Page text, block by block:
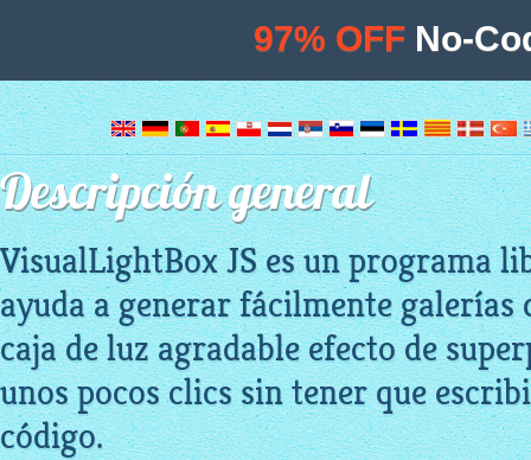
Descripción general
VisualLightBox JS es un programa
ayuda a generar fácilmente galerías
caja de luz agradable efecto de
unos pocos clics sin tener que
código.
97% OFF No-